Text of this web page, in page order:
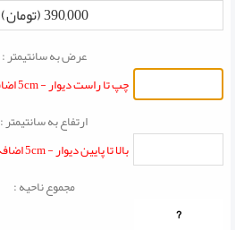
390,000 (تومان)
عرض به سانتیمتر :
چپ تا راست دیوار - 5cm اضافه شود
ارتفاع به سانتیمتر :
بالا تا پایین دیوار - 5cm اضافه شود
مجموع ناحیه :
?